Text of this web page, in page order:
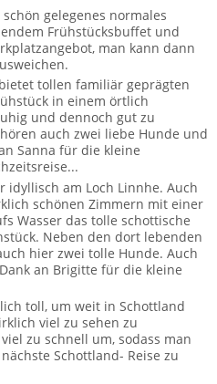
Minibus
Coast Path)und Südengland
mit BTCo
gelegenes normales
Frühstücksbuffet und
man kann dann
tollen familiär geprägten
in einem örtlich
und dennoch gut zu
auch zwei liebe Hunde und
Sanna für die kleine
am Loch Linnhe. Auch
schönen Zimmern mit einer
Wasser das tolle schottische
Neben den dort lebenden
hier zwei tolle Hunde. Auch
an Brigitte für die kleine
toll, um weit in Schottland
viel zu sehen zu
zu schnell um, sodass man
Schottland- Reise zu